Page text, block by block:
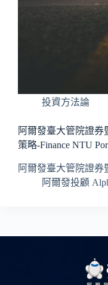
投資方法論
阿爾發臺大管院證
策略-Finance NTU
阿爾發臺大管院證
阿爾發投顧